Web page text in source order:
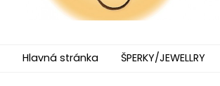
Hlavná stránka ŠPERKY/JEWELLRY